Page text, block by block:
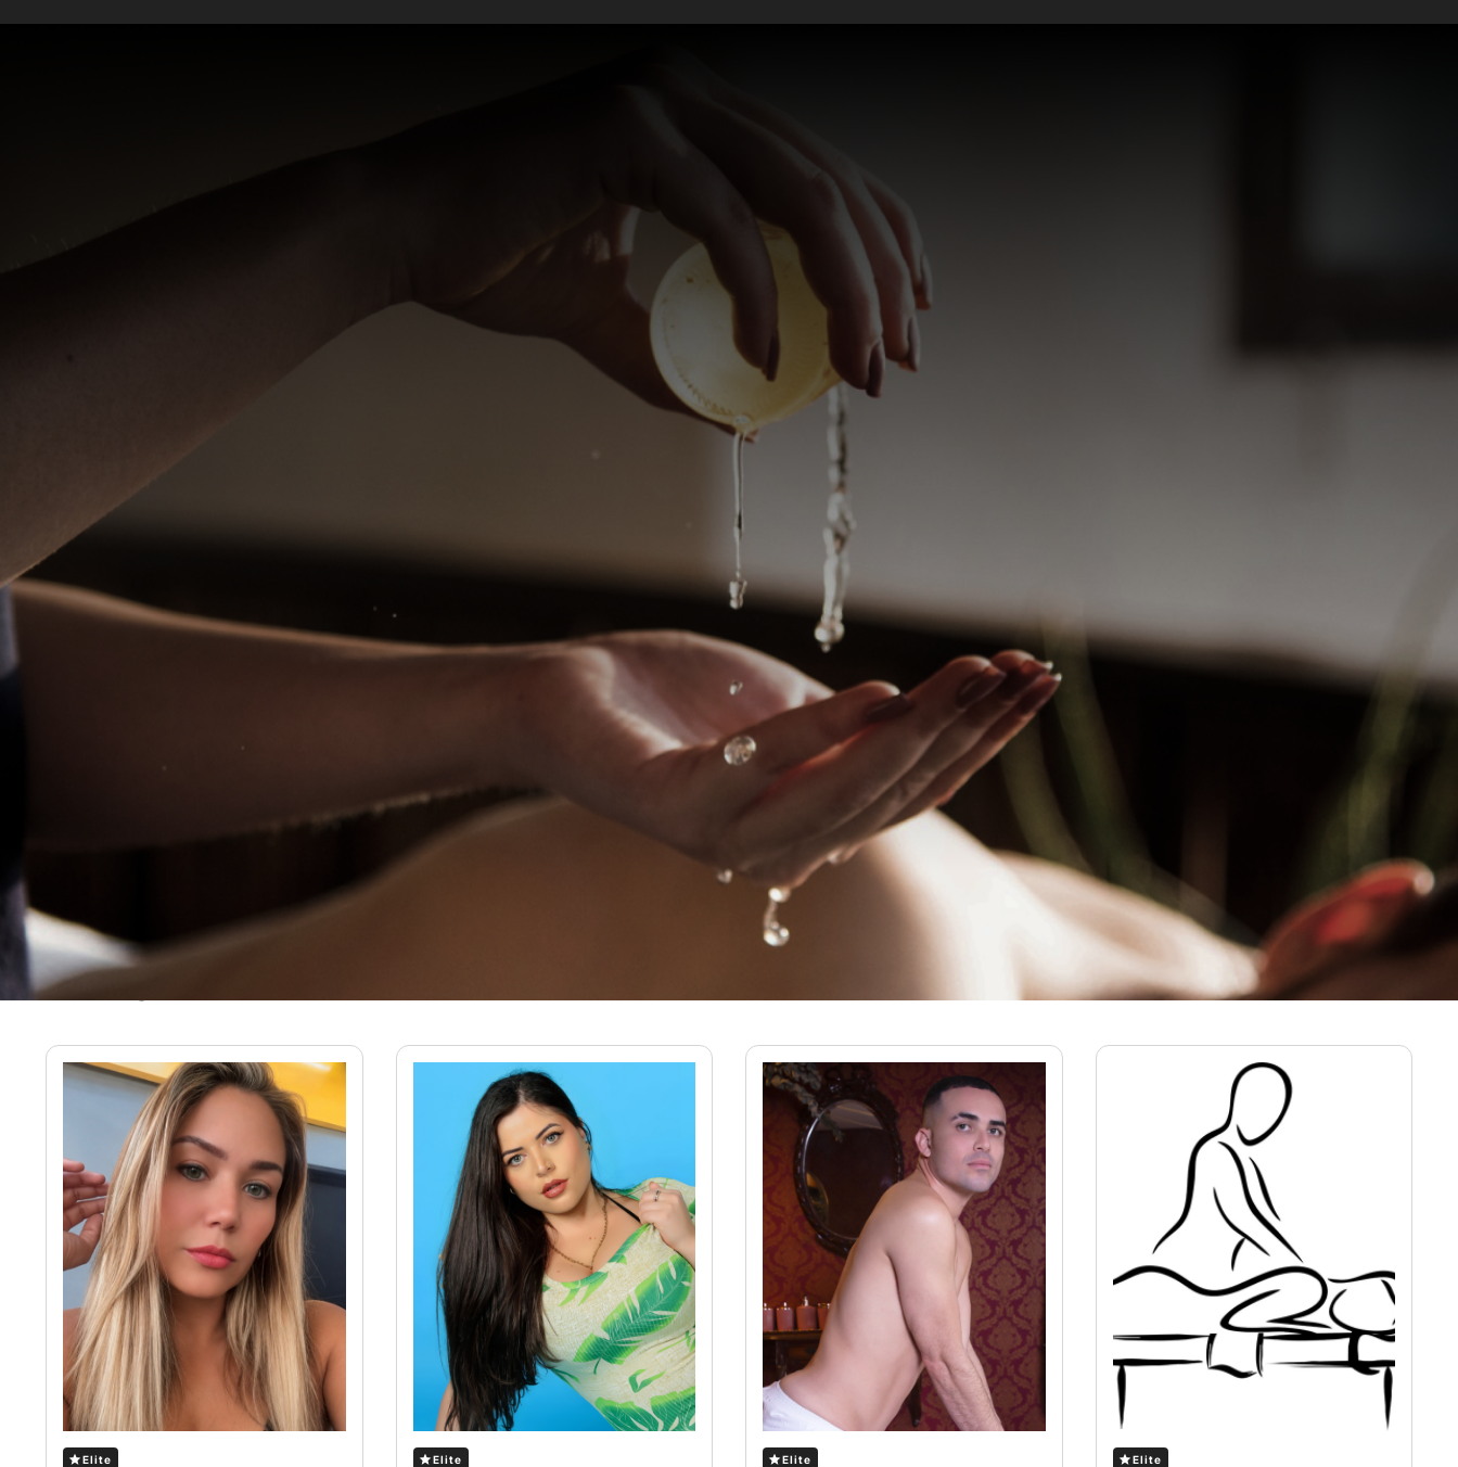
Elite
Maya Haddad 24 horas
inúmeras técnicas de massagens, desde
valor a combinar
Vila Mariana, São Paulo - SP
Elora Ferrari - Massagem
Sensual em São Paulo
Mais do que uma massagem, entrego um
momento exclusivo de desconexão do mundo
externo e reconexão consigo mesmo.
valor a combinar WhatsApp
Jardins, São Paulo - SP
Alicia Regina
Delicada massagista (adoro orientais), faço
Massagistas em Santos - SP Ver mais
Elite Elite Elite Elite